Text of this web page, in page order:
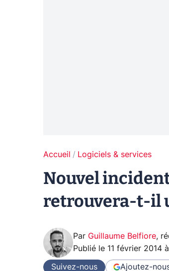
Accueil Logiciels & services
Nouvel
retrouvera-t-il
Par Guillaume Belfiore,
Publié le 11 février 2014
Suivez-nous Ajoutez-